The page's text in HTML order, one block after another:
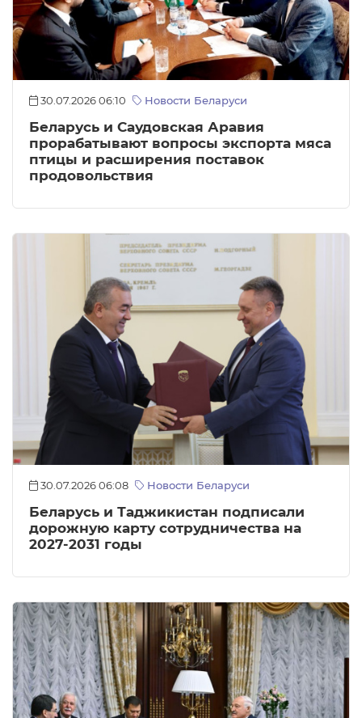
30.07.2026 06:10 Новости Беларуси
Беларусь и Саудовская Аравия
прорабатывают вопросы экспорта мяса
птицы и расширения поставок
продовольствия
30.07.2026 06:08 Новости Беларуси
Беларусь и Таджикистан подписали
дорожную карту сотрудничества на
2027-2031 годы